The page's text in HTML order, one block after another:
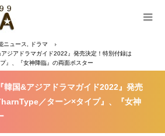
ニュース
ドラマ
ジアドラマガイド2022』発売決定！特別付録は
』、『女神降臨』の両面ポスター
韓国&アジアドラマガイド2022』発売
／ターン×タイプ』、『女神